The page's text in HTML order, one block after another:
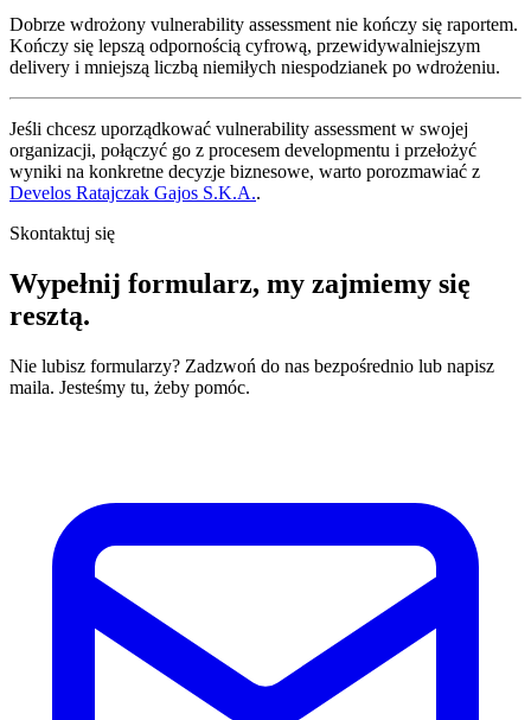
Dobrze wdrożony vulnerability assessment nie kończy się raportem.
Kończy się lepszą odpornością cyfrową, przewidywalniejszym
delivery i mniejszą liczbą niemiłych niespodzianek po wdrożeniu.
Jeśli chcesz uporządkować vulnerability assessment w swojej
organizacji, połączyć go z procesem developmentu i przełożyć
wyniki na konkretne decyzje biznesowe, warto porozmawiać z
Develos Ratajczak Gajos S.K.A..
Skontaktuj się
Wypełnij formularz, my zajmiemy się
resztą.
Nie lubisz formularzy? Zadzwoń do nas bezpośrednio lub napisz
maila. Jesteśmy tu, żeby pomóc.